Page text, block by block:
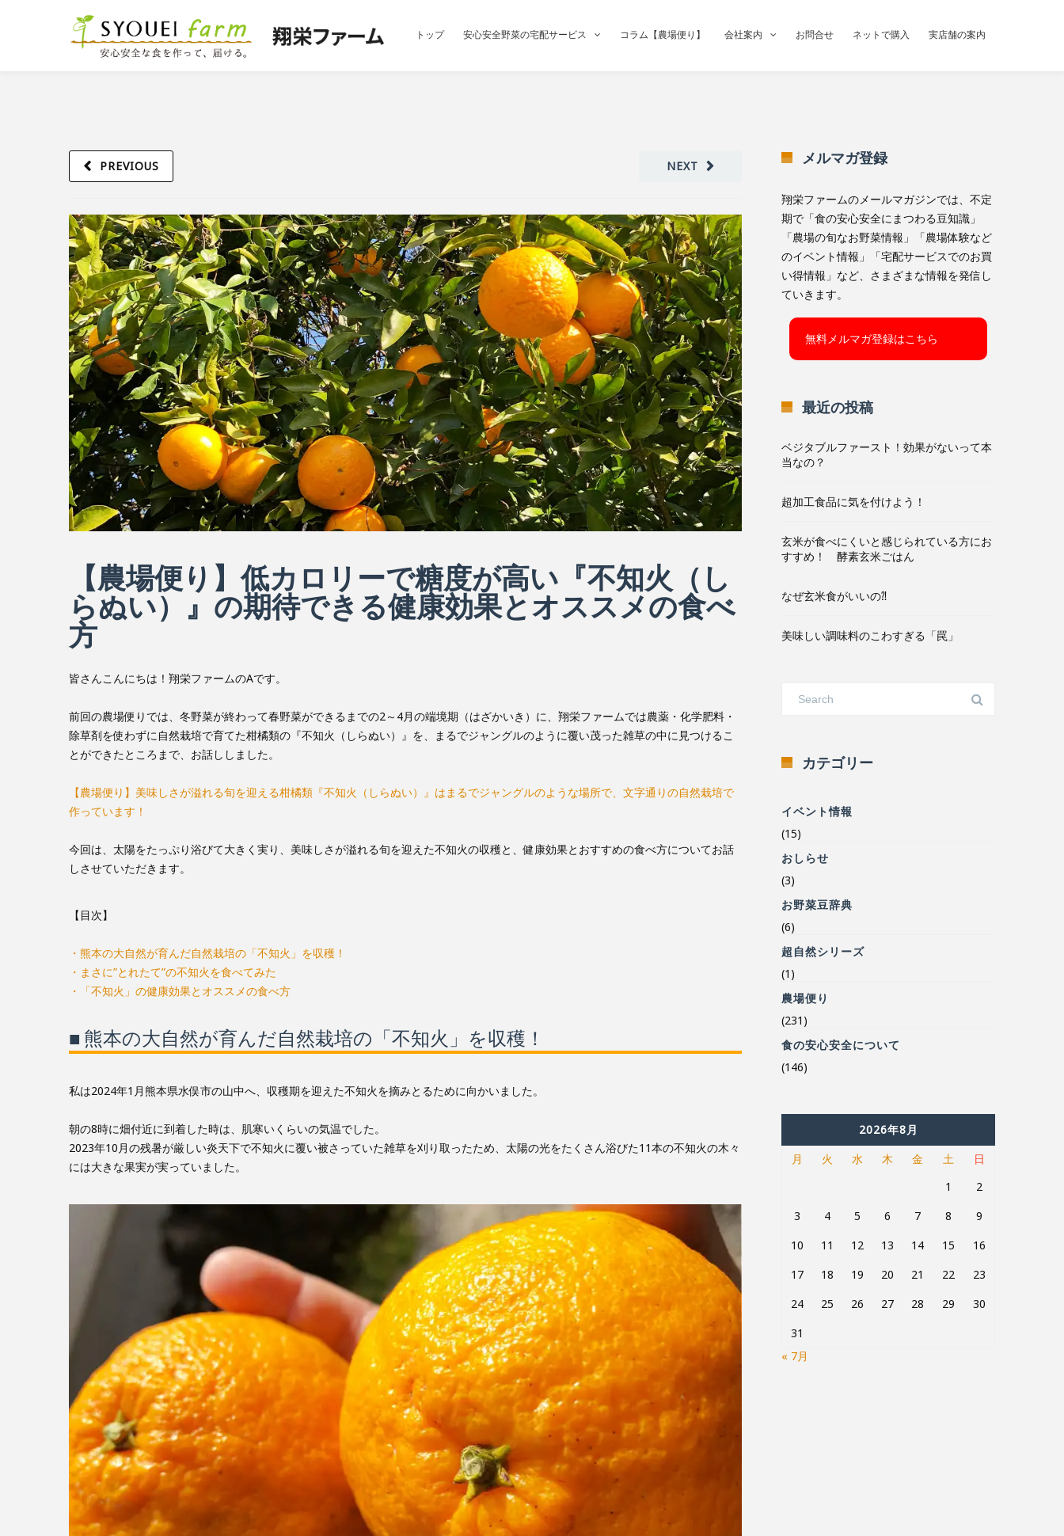
トップ 安心安全野菜の宅配サービス コラム【農場便り】 会社案内 お問合せ ネットで購入 実店舗の案内
NEXT
PREVIOUS
【農場便り】低カロリーで糖度が高い『不知火（し
らぬい）』の期待できる健康効果とオススメの食べ
方
皆さんこんにちは！翔栄ファームのAです。
前回の農場便りでは、冬野菜が終わって春野菜ができるまでの2～4月の端境期（はざかいき）に、翔栄ファームでは農薬・化学肥料・
除草剤を使わずに自然栽培で育てた柑橘類の『不知火（しらぬい）』を、まるでジャングルのように覆い茂った雑草の中に見つけるこ
とができたところまで、お話ししました。
【農場便り】美味しさが溢れる旬を迎える柑橘類『不知火（しらぬい）』はまるでジャングルのような場所で、文字通りの自然栽培で
作っています！
今回は、太陽をたっぷり浴びて大きく実り、美味しさが溢れる旬を迎えた不知火の収穫と、健康効果とおすすめの食べ方についてお話
しさせていただきます。
【目次】
・熊本の大自然が育んだ自然栽培の「不知火」を収穫！
・まさに”とれたて”の不知火を食べてみた
・
「不知火」 の健康効果とオススメの食べ方
■ 熊本の大自然が育んだ自然栽培の「不知火」を収穫！
私は2024年1月熊本県水俣市の山中へ、収穫期を迎えた不知火を摘みとるために向かいました。
朝の8時に畑付近に到着した時は、肌寒いくらいの気温でした。
2023年10月の残暑が厳しい炎天下で不知火に覆い被さっていた雑草を刈り取ったため、太陽の光をたくさん浴びた11本の不知火の木々
には大きな果実が実っていました。
メルマガ登録
翔栄ファームのメールマガジンでは、不定
期で「食の安心安全にまつわる豆知識」
「農場の旬なお野菜情報」「農場体験など
のイベント情報」「宅配サービスでのお買
い得情報」など、さまざまな情報を発信し
ていきます。
無料メルマガ登録はこちら
最近の投稿
ベジタブルファースト！効果がないって本
当なの？
超加工食品に気を付けよう！
玄米が食べにくいと感じられている方にお
すすめ！ 酵素玄米ごはん
なぜ玄米食がいいの⁈
美味しい調味料のこわすぎる「罠」
カテゴリー
イベント情報
(15)
おしらせ
(3)
お野菜豆辞典
(6)
超自然シリーズ
(1)
農場便り
(231)
食の安心安全について
(146)
2026年8月
月
火 水 木 金 土
日
1
2
3
4 5 6 7 8
9
10
11 12 13 14 15
16
17
18 19 20 21 22
23
24
25 26 27 28 29
30
31
« 7月